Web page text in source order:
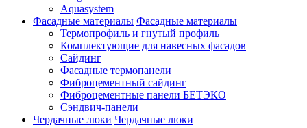
Aquasystem
Фасадные материалы Фасадные материалы
Термопрофиль и гнутый профиль
Комплектующие для навесных фасадов
Сайдинг
Фасадные термопанели
Фиброцементный сайдинг
Фиброцементные панели БЕТЭКО
Сэндвич-панели
Чердачные люки Чердачные люки